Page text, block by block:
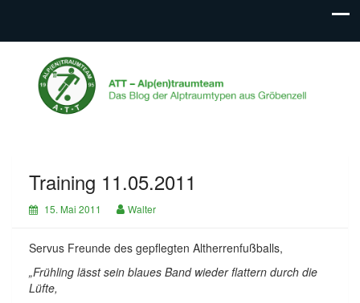
ATT – Alp(en)traumteam
Das Blog der Alptraumtypen aus Gröbenzell
Training 11.05.2011
15. Mai 2011 Walter
Servus Freunde des gepflegten Altherrenfußballs,
„Frühling lässt sein blaues Band wieder flattern durch die
Lüfte,